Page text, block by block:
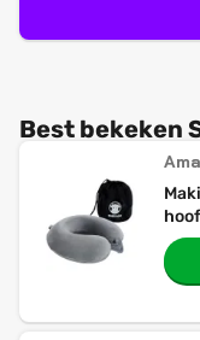
Best bekeken